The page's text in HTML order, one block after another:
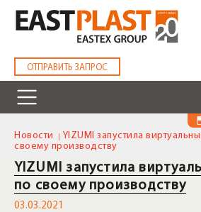
основному
содержанию
ОТПРАВИТЬ ЗАПРОС
Новости
YIZUMI запустила
своему производству
YIZUMI запустила
по своему производству
03.03.2021